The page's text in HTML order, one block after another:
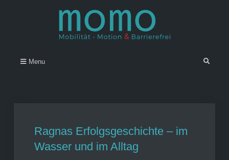
Menu Search
Ragnas Erfolgsgeschichte – im
Wasser und im Alltag